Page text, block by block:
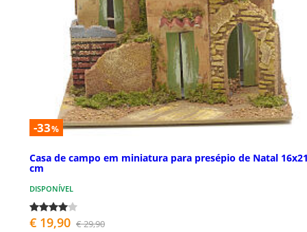
-33%
Casa de campo em miniatura para presépio de Natal
cm
DISPONÍVEL
€ 19,90 € 29,90